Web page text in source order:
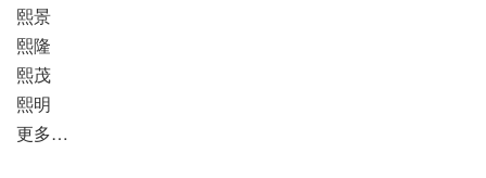
熙景
熙隆
熙茂
熙明
更多…